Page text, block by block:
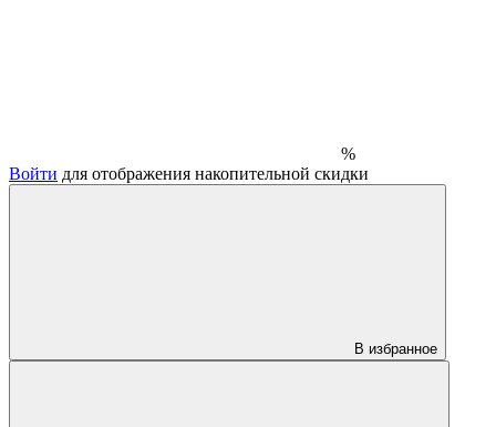
%
Войти для отображения накопительной скидки
В избранное